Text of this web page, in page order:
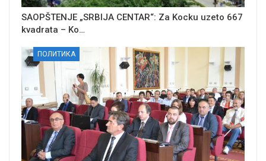
SAOPŠTENJE „SRBIJA CENTAR“: Za Kocku uzeto 667
kvadrata – Ko…
ПОЛИТИКА